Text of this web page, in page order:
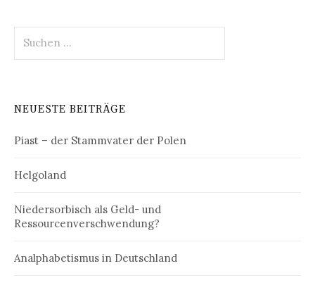
nach:
NEUESTE BEITRÄGE
Piast – der Stammvater der Polen
Helgoland
Niedersorbisch als Geld- und
Ressourcenverschwendung?
Analphabetismus in Deutschland